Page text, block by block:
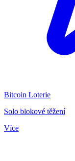
Bitcoin Loterie
Solo blokové těžení
Více